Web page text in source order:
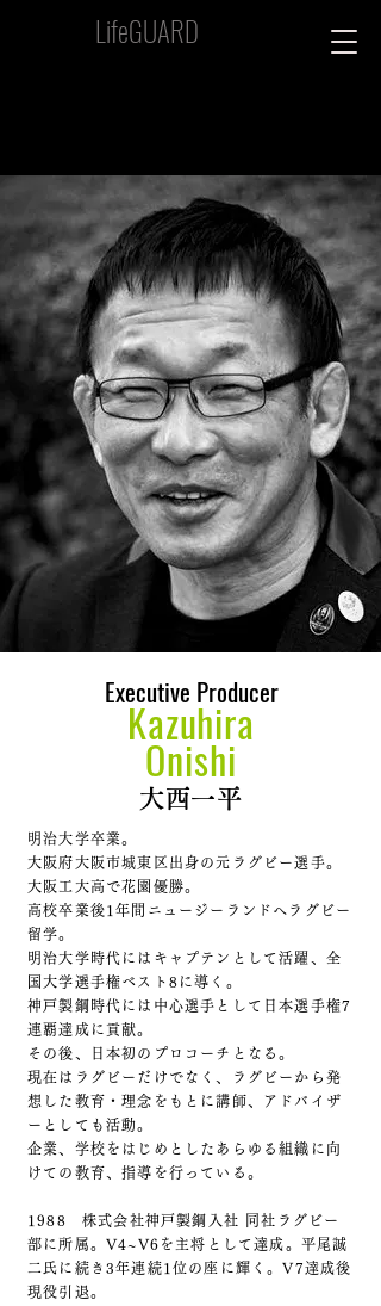
LifeGUARD
Executive Producer
Kazuhira
Onishi
大西一平
明治大学卒業。
大阪府大阪市城東区出身の元ラグビー選手。
大阪工大高で花園優勝。
高校卒業後1年間ニュージーランドへラグビー
留学。
明治大学時代にはキャプテンとして活躍、全
国大学選手権ベスト8に導く。
神戸製鋼時代には中心選手として日本選手権7
連覇達成に貢献。
その後、日本初のプロコーチとなる。
現在はラグビーだけでなく、ラグビーから発
想した教育・理念をもとに講師、アドバイザ
ーとしても活動。
企業、学校をはじめとしたあらゆる組織に向
けての教育、指導を行っている。
1988 株式会社神戸製鋼入社 同社ラグビー
部に所属。V4~V6を主将として達成。平尾誠
二氏に続き3年連続1位の座に輝く。V7達成後
現役引退。